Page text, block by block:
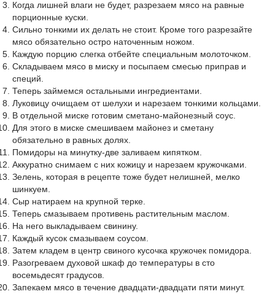
Когда лишней влаги не будет, разрезаем мясо на равные
порционные куски.
Сильно тонкими их делать не стоит. Кроме того разрезайте
мясо обязательно остро наточенным ножом.
Каждую порцию слегка отбейте специальным молоточком.
Складываем мясо в миску и посыпаем смесью приправ и
специй.
Теперь займемся остальными ингредиентами.
Луковицу очищаем от шелухи и нарезаем тонкими кольцами.
В отдельной миске готовим сметано-майонезный соус.
Для этого в миске смешиваем майонез и сметану
обязательно в равных долях.
Помидоры на минутку-две заливаем кипятком.
Аккуратно снимаем с них кожицу и нарезаем кружочками.
Зелень, которая в рецепте тоже будет нелишней, мелко
шинкуем.
Сыр натираем на крупной терке.
Теперь смазываем противень растительным маслом.
На него выкладываем свинину.
Каждый кусок смазываем соусом.
Затем кладем в центр свиного кусочка кружочек помидора.
Разогреваем духовой шкаф до температуры в сто
восемьдесят градусов.
Запекаем мясо в течение двадцати-двадцати пяти минут.